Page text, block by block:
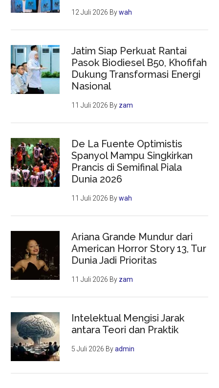
12 Juli 2026 Bywah
Jatim Siap Perkuat Rantai
Pasok Biodiesel B50, Khofifah
Dukung Transformasi Energi
Nasional
11 Juli 2026 By zam
De La Fuente Optimistis
Spanyol Mampu Singkirkan
Prancis di Semifinal Piala
Dunia 2026
11 Juli 2026 Bywah
Ariana Grande Mundur dari
American Horror Story 13, Tur
Dunia Jadi Prioritas
11 Juli 2026 By zam
Intelektual Mengisi Jarak
antara Teori dan Praktik
5 Juli 2026 Byadmin